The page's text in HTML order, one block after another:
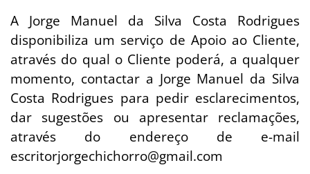
A Jorge Manuel da Silva Costa Rodrigues
disponibiliza um serviço de Apoio ao Cliente,
através do qual o Cliente poderá, a qualquer
momento, contactar a Jorge Manuel da Silva
Costa Rodrigues para pedir esclarecimentos,
dar sugestões ou apresentar reclamações,
através do endereço de e-mail
escritorjorgechichorro@gmail.com